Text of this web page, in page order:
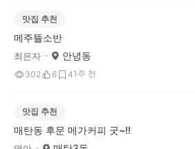
맛집 추천
메주뜰소반
최은자 안녕동
302 6 41주 전
맛집 추천
매탄동 후문 메가커피 굿~!!